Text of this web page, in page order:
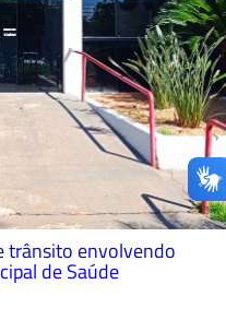
trânsito envolvendo
de Saúde